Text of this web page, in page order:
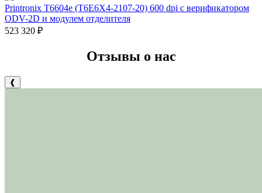
Printronix T6604e (T6E6X4-2107-20) 600 dpi с верификатором
ODV-2D и модулем отделителя
523 320 ₽
Отзывы о нас
❰